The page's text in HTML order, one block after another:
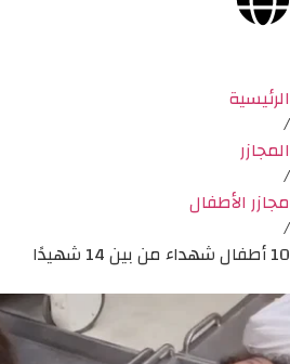
الرئيسية
/
المجازر
/
مجازر الأطفال
/
10 أطفال شهداء من بين 14 شهيدًا